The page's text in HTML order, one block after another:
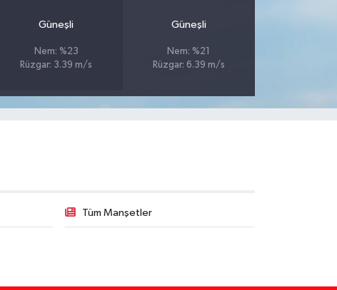
Güneşli
Nem: %23
Rüzgar: 3.39 m/s
Güneşli
Nem: %21
Rüzgar: 6.39 m/s
Tüm Manşetler